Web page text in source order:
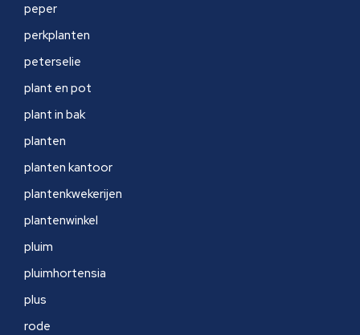
peper
perkplanten
peterselie
plant en pot
plant in bak
planten
planten kantoor
plantenkwekerijen
plantenwinkel
pluim
pluimhortensia
plus
rode